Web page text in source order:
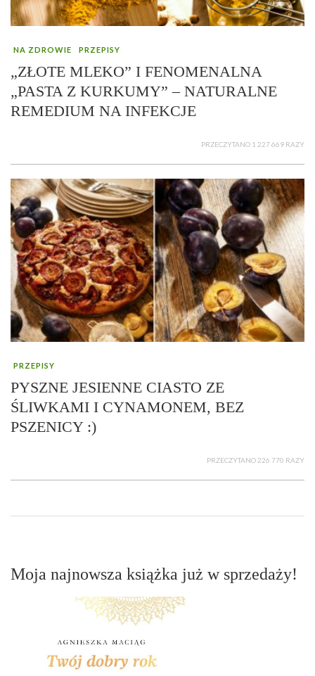
NA ZDROWIE PRZEPISY
„ZŁOTE MLEKO” I FENOMENALNA
„PASTA Z KURKUMY” – NATURALNE
REMEDIUM NA INFEKCJE
PRZECZYTANO 1 227 669 RAZY
PRZEPISY
PYSZNE JESIENNE CIASTO ZE
ŚLIWKAMI I CYNAMONEM, BEZ
PSZENICY :)
PRZECZYTANO 226 770 RAZY
Moja najnowsza książka już w sprzedaży!